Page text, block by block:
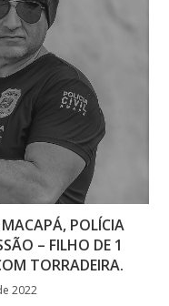
POLÍCIA
– FILHO DE 1
TORRADEIRA.
2022